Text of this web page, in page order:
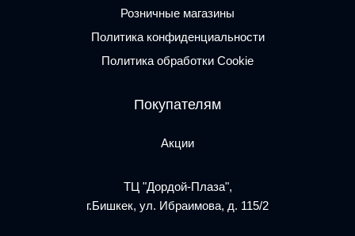
Розничные магазины
Политика конфиденциальности
Политика обработки Cookie
Покупателям
Акции
ТЦ "Дордой-Плаза",
г.Бишкек, ул. Ибраимова, д. 115/2